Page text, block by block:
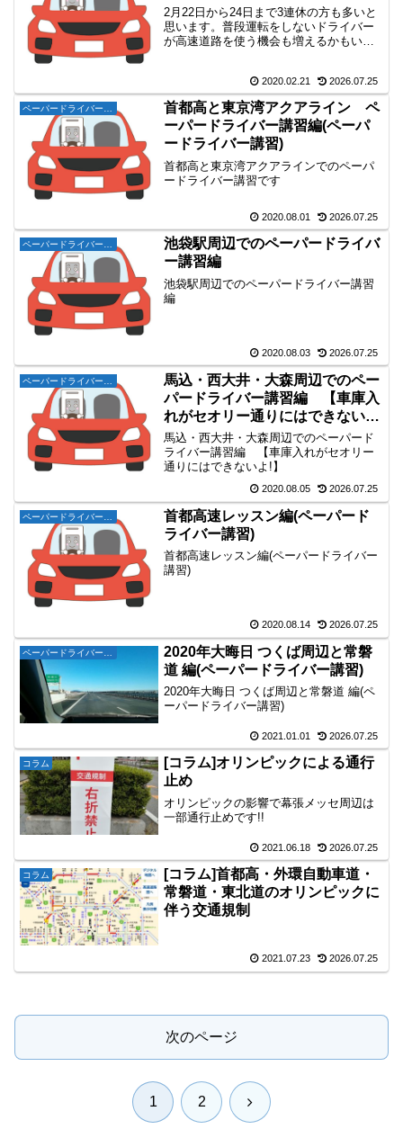
2月22日から24日まで3連休の方も多いと
思います。普段運転をしないドライバー
が高速道路を使う機会も増えるかもいれ
度思いでしてみてくださいね!昨日は常磐
道を走行しまし...
2020.02.21 2026.07.25
ペーパードライバー講習
首都高と東京湾アクアライン ペ
ーパードライバー講習編(ペーパ
ードライバー講習)
首都高と東京湾アクアラインでのペーパ
ードライバー講習です
2020.08.01 2026.07.25
ペーパードライバー講習
池袋駅周辺でのペーパードライバ
ー講習編
池袋駅周辺でのペーパードライバー講習
編
2020.08.03 2026.07.25
馬込・西大井・大森周辺でのペー
パードライバー講習編 【車庫入
れがセオリー通りにはできない
よ!】
馬込・西大井・大森周辺でのペーパード
ライバー講習編 【車庫入れがセオリー
通りにはできないよ!】
2020.08.05 2026.07.25
首都高速レッスン編(ペーパード
ライバー講習)
首都高速レッスン編(ペーパードライバー
講習)
2020.08.14 2026.07.25
2020年大晦日 つくば周辺と常磐
道 編(ペーパードライバー講習)
2020年大晦日 つくば周辺と常磐道 編(ペ
ーパードライバー講習)
2021.01.01 2026.07.25
コラム
[コラム]オリンピックによる通行
止め
オリンピックの影響で幕張メッセ周辺は
一部通行止めです!!
2021.06.18 2026.07.25
コラム
[コラム]首都高・外環自動車道・
常磐道・東北道のオリンピックに
伴う交通規制
2021.07.23 2026.07.25
次のページ
1 2 次